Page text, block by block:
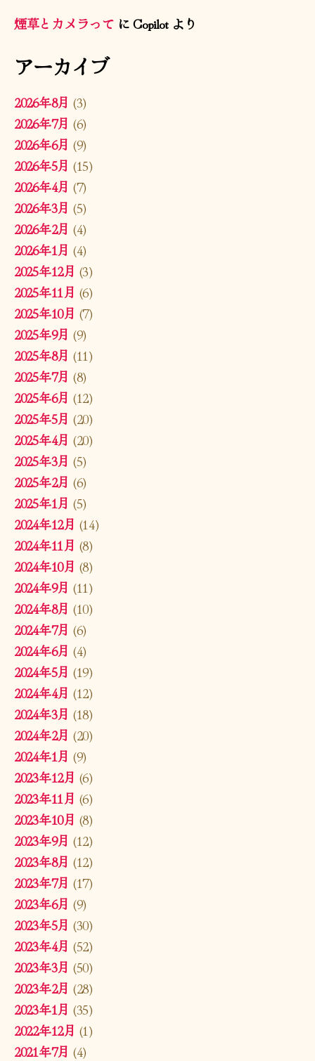
煙草とカメラってにCopilotより
アーカイブ
2026年8月 (3)
2026年7月 (6)
2026年6月 (9)
2026年5月 (15)
2026年4月 (7)
2026年3月 (5)
2026年2月 (4)
2026年1月 (4)
2025年12月 (3)
2025年11月 (6)
2025年10月 (7)
2025年9月 (9)
2025年8月 (11)
2025年7月 (8)
2025年6月 (12)
2025年5月 (20)
2025年4月 (20)
2025年3月 (5)
2025年2月 (6)
2025年1月 (5)
2024年12月 (14)
2024年11月 (8)
2024年10月 (8)
2024年9月 (11)
2024年8月 (10)
2024年7月 (6)
2024年6月 (4)
2024年5月 (19)
2024年4月 (12)
2024年3月 (18)
2024年2月 (20)
2024年1月 (9)
2023年12月 (6)
2023年11月 (6)
2023年10月 (8)
2023年9月 (12)
2023年8月 (12)
2023年7月 (17)
2023年6月 (9)
2023年5月 (30)
2023年4月 (52)
2023年3月 (50)
2023年2月 (28)
2023年1月 (35)
2022年12月 (1)
2021年7月 (4)